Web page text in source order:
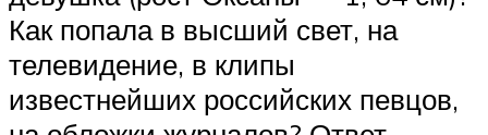
Как попала в высший свет, на
телевидение, в клипы
известнейших российских певцов,